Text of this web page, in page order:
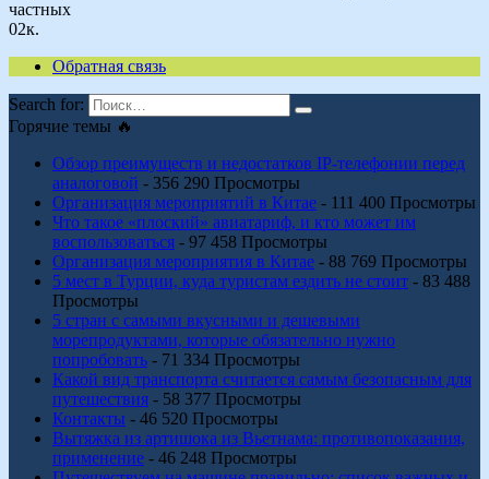
частных
02к.
Обратная связь
Search for:
Горячие темы 🔥
Обзор преимуществ и недостатков IP-телефонии перед
аналоговой - 356 290 Просмотры
Организация мероприятий в Китае - 111 400 Просмотры
Что такое «плоский» авиатариф, и кто может им
воспользоваться - 97 458 Просмотры
Организация мероприятия в Китае - 88 769 Просмотры
5 мест в Турции, куда туристам ездить не стоит - 83 488
Просмотры
5 стран с самыми вкусными и дешевыми
морепродуктами, которые обязательно нужно
попробовать - 71 334 Просмотры
Какой вид транспорта считается самым безопасным для
путешествия - 58 377 Просмотры
Контакты - 46 520 Просмотры
Вытяжка из артишока из Вьетнама: противопоказания,
применение - 46 248 Просмотры